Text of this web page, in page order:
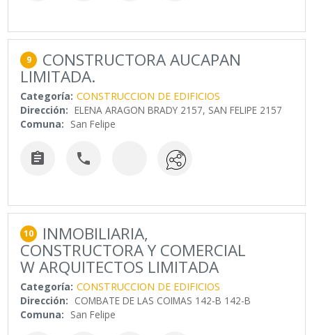
9 CONSTRUCTORA AUCAPAN
LIMITADA.
Categoría: CONSTRUCCION DE EDIFICIOS
Dirección: ELENA ARAGON BRADY 2157, SAN FELIPE 2157
Comuna: San Felipe
 
10 INMOBILIARIA,
CONSTRUCTORA Y COMERCIAL
W ARQUITECTOS LIMITADA
Categoría: CONSTRUCCION DE EDIFICIOS
Dirección: COMBATE DE LAS COIMAS 142-B 142-B
Comuna: San Felipe